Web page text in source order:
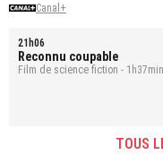
Canal+
21h06
Reconnu coupable
Film de science fiction - 1h37min.
TOUS